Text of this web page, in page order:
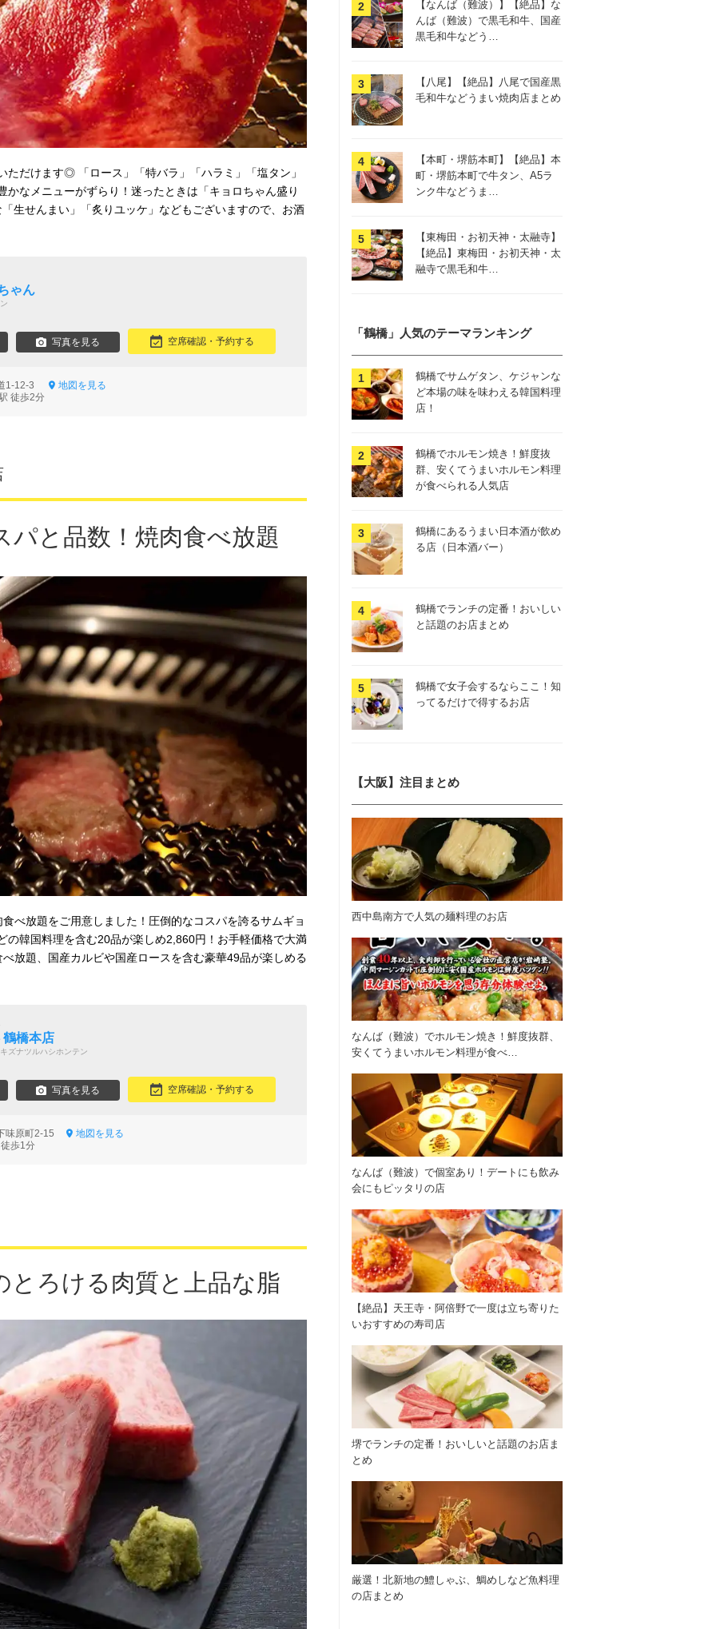
ただけます◎ 「ロース」「特バラ」「ハラミ」「塩タン」
なメニューがずらり！迷ったときは「キョロちゃん盛り
生せんまい」「炙りユッケ」などもございますので、お酒
ゃん
写真を見る 空席確認・予約する
道1-12-3
地図を見る
徒歩2分
パと品数！焼肉食べ放題
べ放題をご用意しました！圧倒的なコスパを誇るサムギョ
の韓国料理を含む20品が楽しめ2,860円！お手軽価格で大満
放題、国産カルビや国産ロースを含む豪華49品が楽しめる
鶴橋本店
ズナツルハシホンテン
写真を見る 空席確認・予約する
味原町2-15
地図を見る
歩1分
とろける肉質と上品な脂
【なんば（難波）】【絶品】な
んば（難波）で黒毛和牛、国産
黒毛和牛などう…
【八尾】【絶品】八尾で国産黒
毛和牛などうまい焼肉店まとめ
【本町・堺筋本町】【絶品】本
町・堺筋本町で牛タン、A5ラ
ンク牛などうま…
【東梅田・お初天神・太融寺】
【絶品】東梅田・お初天神・太
融寺で黒毛和牛…
「鶴橋」人気のテーマランキング
鶴橋でサムゲタン、ケジャンな
ど本場の味を味わえる韓国料理
店！
鶴橋でホルモン焼き！鮮度抜
群、安くてうまいホルモン料理
が食べられる人気店
鶴橋にあるうまい日本酒が飲め
る店（日本酒バー）
鶴橋でランチの定番！おいしい
と話題のお店まとめ
鶴橋で女子会するならここ！知
ってるだけで得するお店
【大阪】注目まとめ
西中島南方で人気の麺料理のお店
なんば（難波）でホルモン焼き！鮮度抜群、
安くてうまいホルモン料理が食べ…
なんば（難波）で個室あり！デートにも飲み
会にもピッタリの店
【絶品】天王寺・阿倍野で一度は立ち寄りた
いおすすめの寿司店
堺でランチの定番！おいしいと話題のお店ま
とめ
厳選！北新地の鱧しゃぶ、鯛めしなど魚料理
の店まとめ